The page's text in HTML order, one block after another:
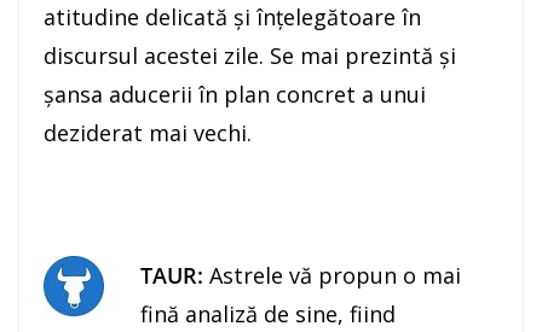
atitudine delicată şi înțelegătoare în
discursul acestei zile. Se mai prezintă şi
şansa aducerii în plan concret a unui
deziderat mai vechi.
TAUR: Astrele vă propun o mai
fină analiză de sine, fiind